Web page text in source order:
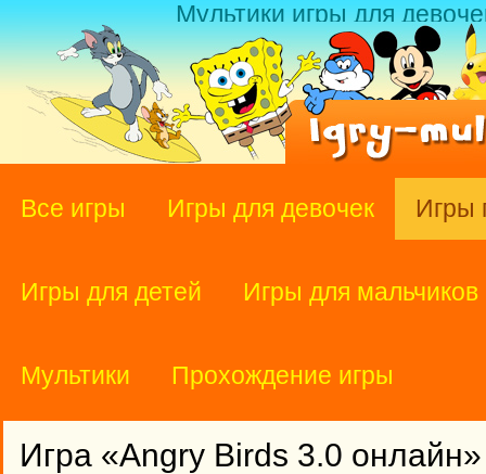
Мультики игры для
Все игры Игры для девочек Игры
Игры для детей Игры для мальчиков
Мультики Прохождение игры
Игра «Angry Birds 3.0 онлайн»